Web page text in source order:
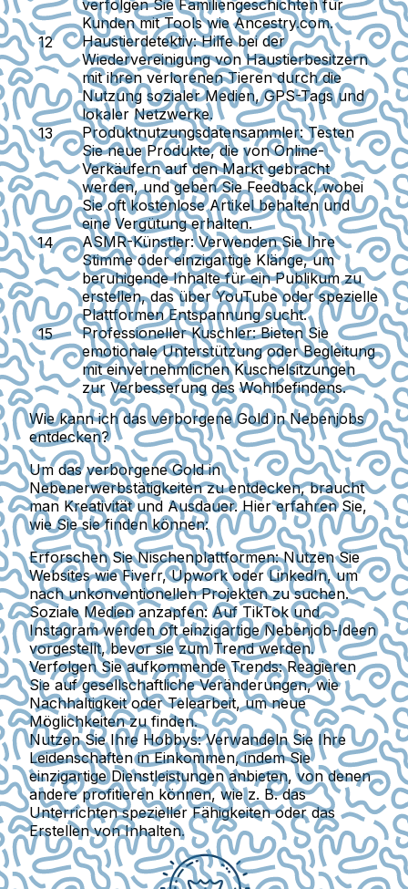
verfolgen Sie Familiengeschichten für
Kunden mit Tools wie Ancestry.com.
Haustierdetektiv:Hilfe bei der
Wiedervereinigung von Haustierbesitzern
mit ihren verlorenen Tieren durch die
Nutzung sozialer Medien, GPS-Tags und
lokaler Netzwerke.
Produktnutzungsdatensammler:Testen
Sie neue Produkte, die von Online-
Verkäufern auf den Markt gebracht
werden, und geben Sie Feedback, wobei
Sie oft kostenlose Artikel behalten und
eine Vergütung erhalten.
ASMR-Künstler:Verwenden Sie Ihre
Stimme oder einzigartige Klänge, um
beruhigende Inhalte für ein Publikum zu
erstellen, das über YouTube oder spezielle
Plattformen Entspannung sucht.
Professioneller Kuschler:Bieten Sie
emotionale Unterstützung oder Begleitung
mit einvernehmlichen Kuschelsitzungen
zur Verbesserung des Wohlbefindens.
Wie kann ich das verborgene Gold in Nebenjobs
entdecken?
Um das verborgene Gold in
Nebenerwerbstätigkeiten zu entdecken, braucht
man Kreativität und Ausdauer. Hier erfahren Sie,
wie Sie sie finden können:
Erforschen Sie Nischenplattformen:Nutzen Sie
Websites wie Fiverr, Upwork oder LinkedIn, um
nach unkonventionellen Projekten zu suchen.
Soziale Medien anzapfen: Auf TikTok und
Instagram werden oft einzigartige Nebenjob-Ideen
vorgestellt, bevor sie zum Trend werden.
Verfolgen Sie aufkommende Trends:Reagieren
Sie auf gesellschaftliche Veränderungen, wie
Nachhaltigkeit oder Telearbeit, um neue
Möglichkeiten zu finden.
Nutzen Sie Ihre Hobbys:Verwandeln Sie Ihre
Leidenschaften in Einkommen, indem Sie
einzigartige Dienstleistungen anbieten, von denen
andere profitieren können, wie z. B. das
Unterrichten spezieller Fähigkeiten oder das
Erstellen von Inhalten.